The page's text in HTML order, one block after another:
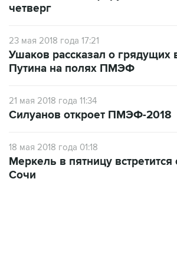
четверг
23 мая 2018 года 17:21
Ушаков рассказал о грядущих
Путина на полях ПМЭФ
21 мая 2018 года 11:34
Силуанов откроет ПМЭФ-2018
18 мая 2018 года 01:18
Меркель в пятницу
Сочи